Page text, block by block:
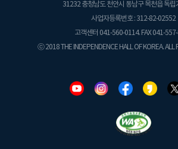
31232 충청남도 천안시 동남구 목천읍 독립
사업자등록번호 : 312-82-02552
고객센터 041-560-0114. FAX 041-
ⓒ 2018 THE INDEPENDENCE HALL OF KOREA. ALL